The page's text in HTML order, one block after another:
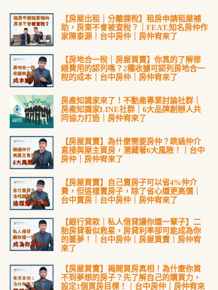
【房屋出租｜分離課稅】租房申請租屋補
助，房東不會被查稅？｜FEAT.知名房仲作
家陳泰源｜台中房仲｜房仲宥來了
【房地合一稅｜房屋買賣】你真的了解修
繕費用的認列嗎？2種收據可認列房地合一
稅的成本｜台中房仲｜房仲宥來了
房產知識家來了！不動產專業討論社群｜
房產知識家LINE社群｜6大品牌創辦人共
同協力打造｜房仲宥來了
【房屋買賣】為什麼需要房仲？跳過仲介
直接與屋主買房，潛藏著6大風險！｜台中
房仲｜房仲宥來了
【房屋買賣】自己賣房子可以省4%仲介
費，但這樣賣房子，除了省心還更高價｜
台中賣房｜台中房仲｜房仲宥來了
【銀行貸款｜私人借貸讓你還一輩子】二
胎房貸看似救星，房貸利率卻可能成為你
的噩夢！｜台中房仲｜房屋買賣｜房仲宥
來了
【房屋買賣】揭開買房真相！為什麼你買
不到夢想的房子？先了解自己的購買力，
設定1個買房目標！｜台中房仲｜房仲宥來